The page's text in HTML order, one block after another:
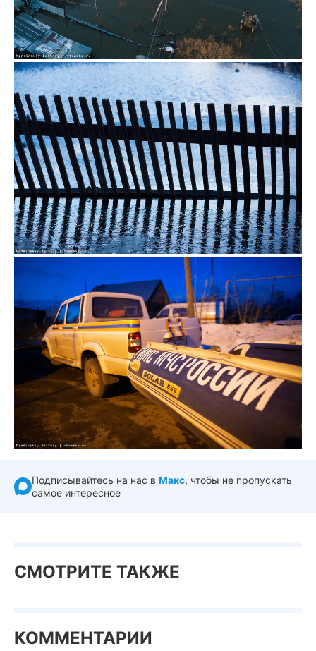
Подписывайтесь на нас в Макс, чтобы не пропускать
самое интересное
СМОТРИТЕ ТАКЖЕ
КОММЕНТАРИИ